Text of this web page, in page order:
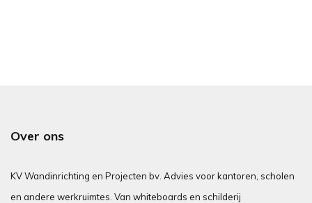
Over ons
KV Wandinrichting en Projecten bv. Advies voor kantoren, scholen
en andere werkruimtes. Van whiteboards en schilderij